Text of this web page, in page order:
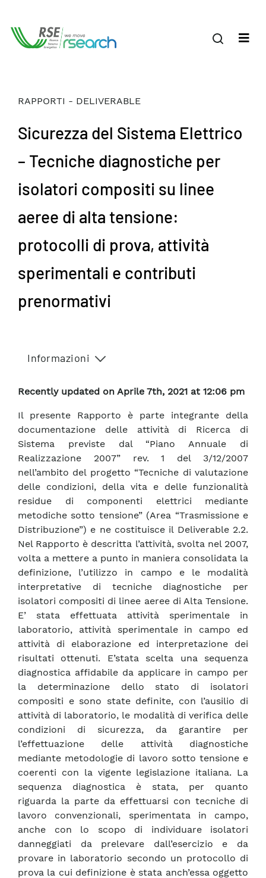
RAPPORTI - DELIVERABLE
Sicurezza del Sistema Elettrico
– Tecniche diagnostiche per
isolatori compositi su linee
aeree di alta tensione:
protocolli di prova, attività
sperimentali e contributi
prenormativi
Informazioni
Recently updated on Aprile 7th, 2021 at 12:06 pm
Il presente Rapporto è parte integrante della
documentazione delle attività di Ricerca di
Sistema previste dal “Piano Annuale di
Realizzazione 2007” rev. 1 del 3/12/2007
nell’ambito del progetto “Tecniche di valutazione
delle condizioni, della vita e delle funzionalità
residue di componenti elettrici mediante
metodiche sotto tensione” (Area “Trasmissione e
Distribuzione”) e ne costituisce il Deliverable 2.2.
Nel Rapporto è descritta l’attività, svolta nel 2007,
volta a mettere a punto in maniera consolidata la
definizione, l’utilizzo in campo e le modalità
interpretative di tecniche diagnostiche per
isolatori compositi di linee aeree di Alta Tensione.
E’ stata effettuata attività sperimentale in
laboratorio, attività sperimentale in campo ed
attività di elaborazione ed interpretazione dei
risultati ottenuti. E’stata scelta una sequenza
diagnostica affidabile da applicare in campo per
la determinazione dello stato di isolatori
compositi e sono state definite, con l’ausilio di
attività di laboratorio, le modalità di verifica delle
condizioni di sicurezza, da garantire per
l’effettuazione delle attività diagnostiche
mediante metodologie di lavoro sotto tensione e
coerenti con la vigente legislazione italiana. La
sequenza diagnostica è stata, per quanto
riguarda la parte da effettuarsi con tecniche di
lavoro convenzionali, sperimentata in campo,
anche con lo scopo di individuare isolatori
danneggiati da prelevare dall’esercizio e da
provare in laboratorio secondo un protocollo di
prova la cui definizione è stata anch’essa oggetto